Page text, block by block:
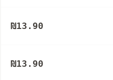
₪13.90
₪13.90